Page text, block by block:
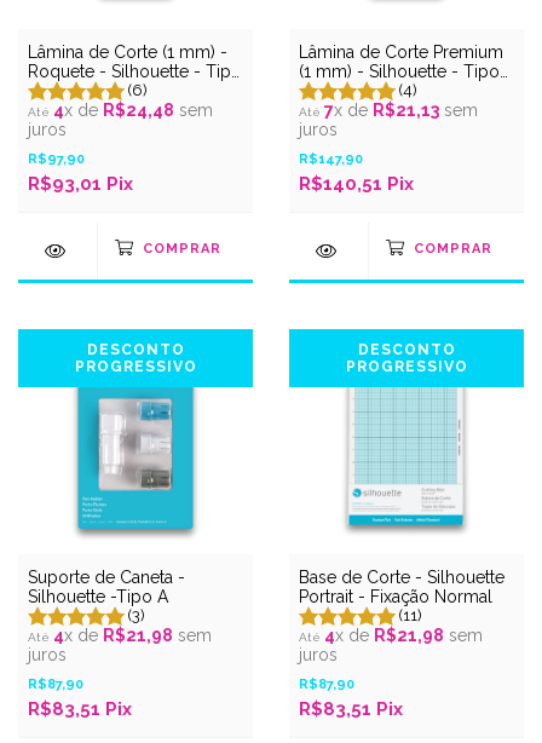
Lâmina de Corte (1 mm) -
Roquete - Silhouette - Tipo
A
(6)
4x de R$24,48 sem
juros
R$97,90
R$93,01 Pix
Lâmina de Corte Premium
(1 mm) - Silhouette - Tipo
A
(4)
7x de R$21,13 sem
juros
R$147,90
R$140,51 Pix
DESCONTO
PROGRESSIVO
Suporte de Caneta -
Silhouette -Tipo A
(3)
4x de R$21,98 sem
juros
R$87,90
R$83,51 Pix
DESCONTO
PROGRESSIVO
Base de Corte - Silhouette
Portrait - Fixação Normal
(11)
4x de R$21,98 sem
juros
R$87,90
R$83,51 Pix